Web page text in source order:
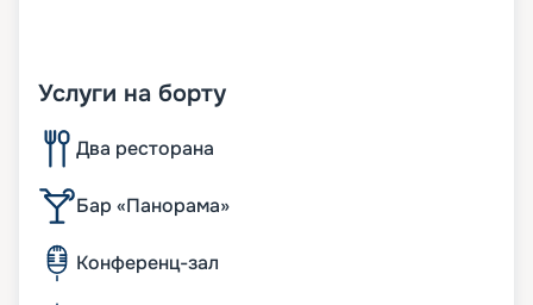
Услуги на борту
Два ресторана
Бар «Панорама»
Конференц-зал